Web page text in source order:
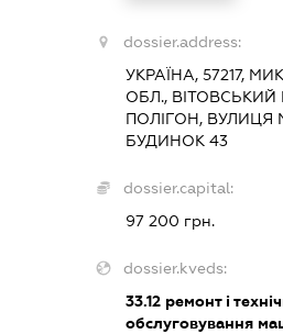
dossier.address:
УКРАЇНА, 57217,
ОБЛ.,
ПОЛІГОН, ВУЛИЦЯ
БУДИНОК 43
dossier.capital:
97 200 грн.
dossier.kveds:
33.12ремонт і
обслуговування